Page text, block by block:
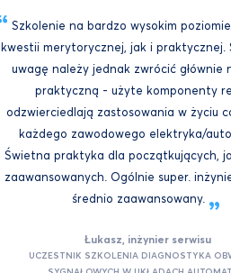
Szkolenie na bardzo wysokim
kwestii merytorycznej, jak i praktycznej.
uwagę należy jednak zwrócić głównie
praktyczną - użyte komponenty
odzwierciedlają zastosowania w życiu
każdego zawodowego elektryka/
Świetna praktyka dla początkujących,
zaawansowanych. Ogólnie super.
średnio zaawansowany.
Łukasz, inżynier serwisu
UCZESTNIK SZKOLENIA DIAGNOSTYKA